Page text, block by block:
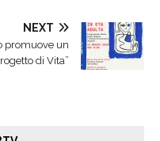
NEXT
promuove un
di Vita”